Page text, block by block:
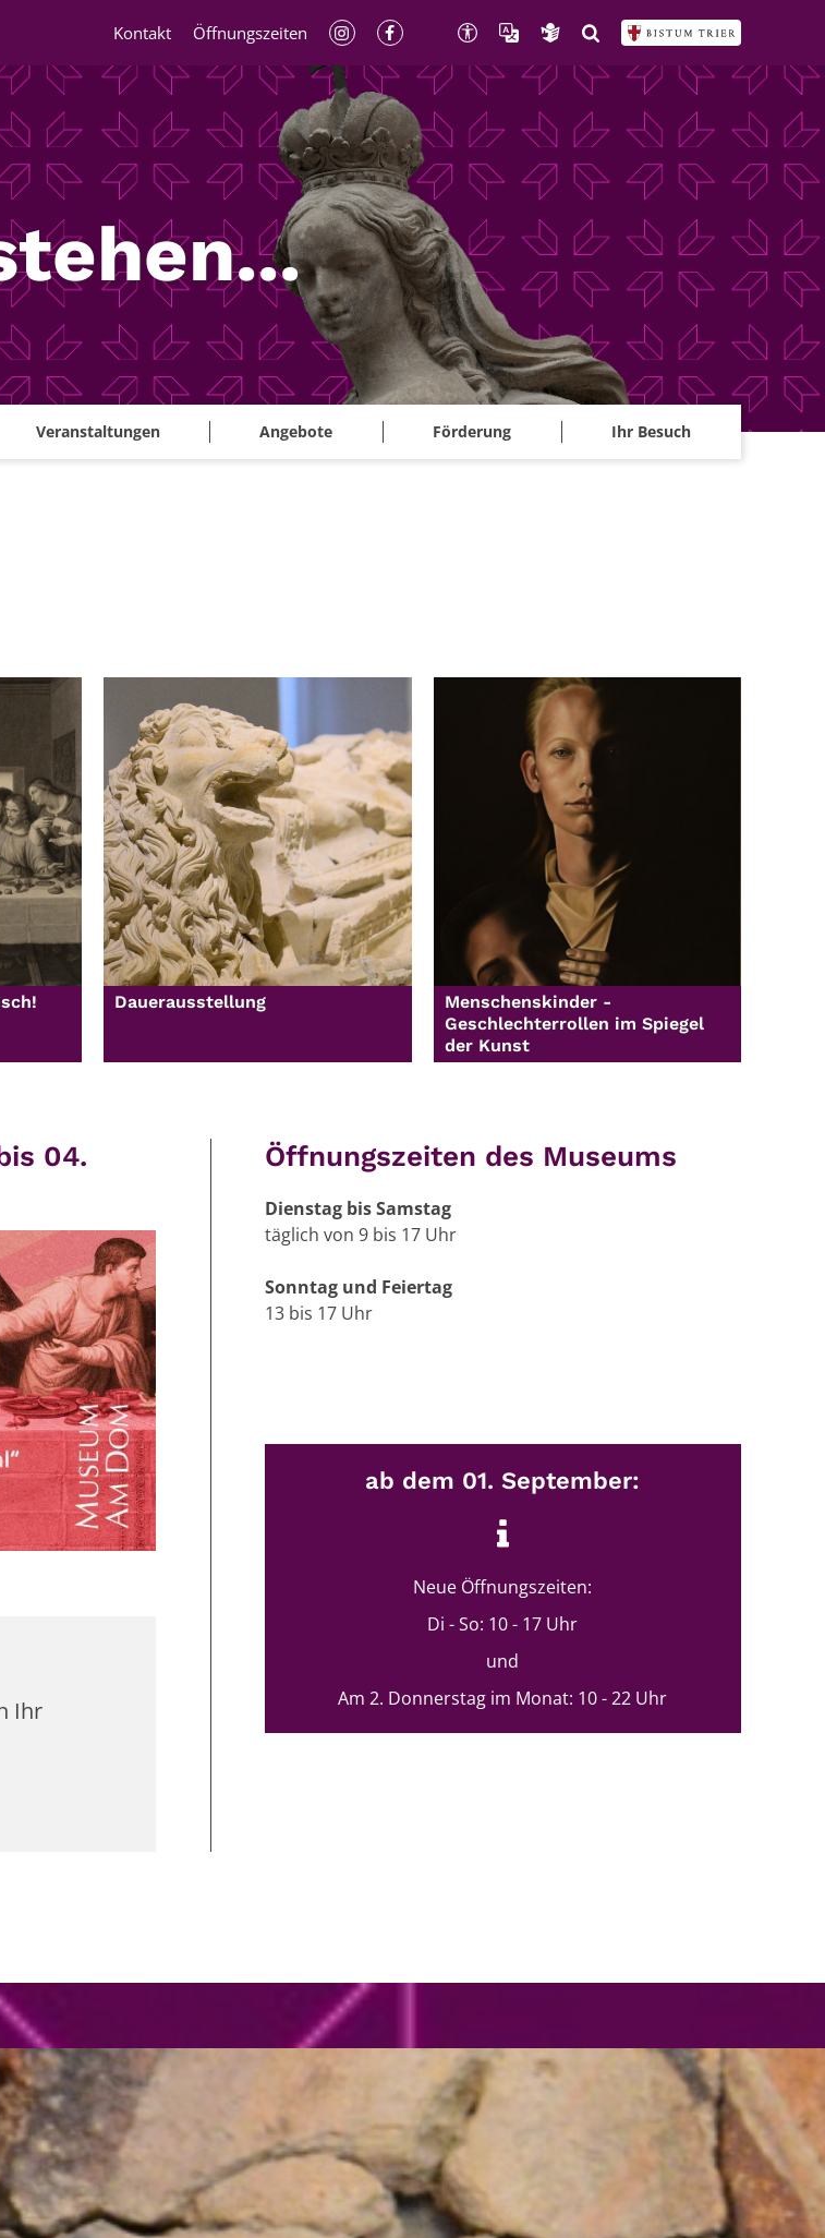
Veranstaltungen Angebote Förderung Ihr Besuch
Kontakt Öffnungszeiten
Dauerausstellung
Menschenskinder -
Geschlechterrollen im Spiegel
der Kunst
04.
Ihr
Öffnungszeiten des Museums
Dienstag bis Samstag
täglich von 9 bis 17 Uhr
Sonntag und Feiertag
13 bis 17 Uhr
ab dem 01. September:
Neue Öffnungszeiten:
Di - So: 10 - 17 Uhr
und
Am 2. Donnerstag im Monat: 10 - 22 Uhr